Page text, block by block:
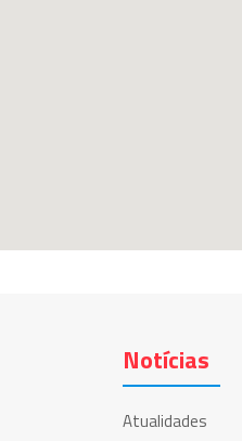
Notícias
Atualidades